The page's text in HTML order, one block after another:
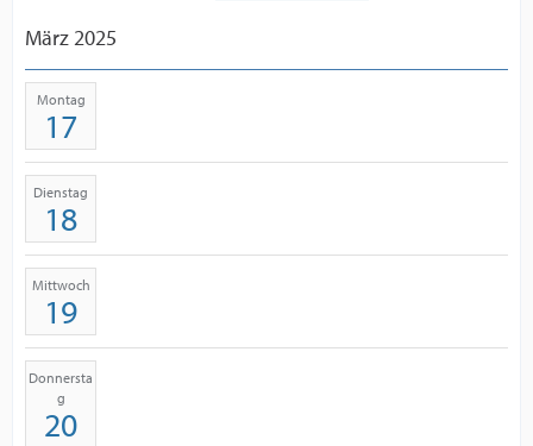
März 2025
Montag
17
Dienstag
18
Mittwoch
19
Donnersta
g
20